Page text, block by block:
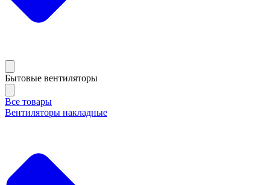
Бытовые вентиляторы
Все товары
Вентиляторы накладные